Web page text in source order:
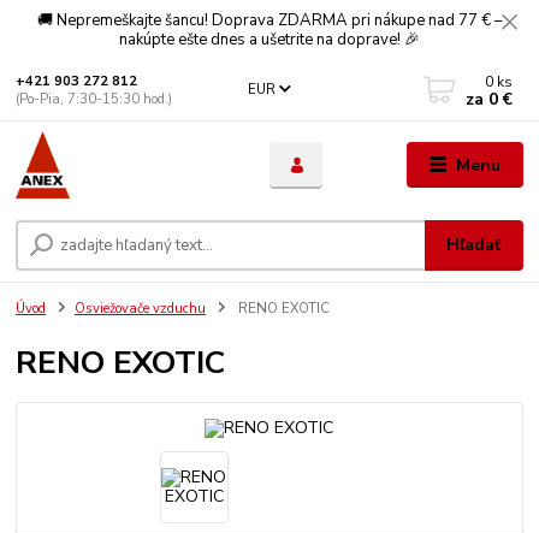
🚚 Nepremeškajte šancu! Doprava ZDARMA pri nákupe nad 77 € –
nakúpte ešte dnes a ušetrite na doprave! 🎉
Menu
EUR
Hľadať
+421 903 272 812
(Po-Pia, 7:30-15:30 hod.)
0 ks
za 0 €
Úvod Osviežovače vzduchu RENO EXOTIC
RENO EXOTIC